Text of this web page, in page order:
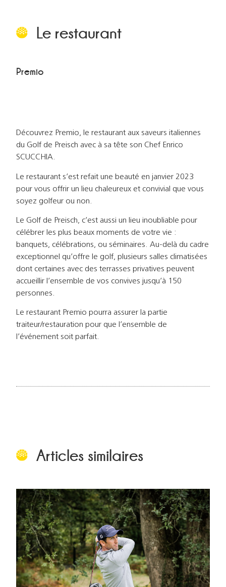
Le restaurant
Premio
Découvrez Premio, le restaurant aux saveurs italiennes
du Golf de Preisch avec à sa tête son Chef Enrico
SCUCCHIA.
Le restaurant s’est refait une beauté en janvier 2023
pour vous offrir un lieu chaleureux et convivial que vous
soyez golfeur ou non.
Le Golf de Preisch, c’est aussi un lieu inoubliable pour
célébrer les plus beaux moments de votre vie :
banquets, célébrations, ou séminaires. Au-delà du cadre
exceptionnel qu’offre le golf, plusieurs salles climatisées
dont certaines avec des terrasses privatives peuvent
accueillir l’ensemble de vos convives jusqu’à 150
personnes.
Le restaurant Premio pourra assurer la partie
traiteur/restauration pour que l’ensemble de
l’événement soit parfait.
Articles similaires